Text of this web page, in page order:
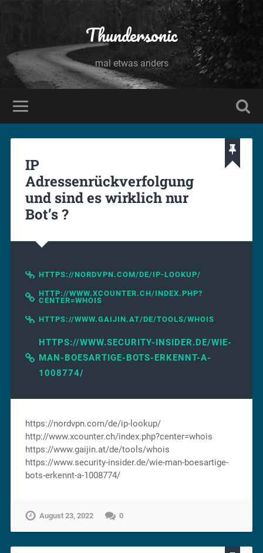
Thundersonic
mal etwas anders
IP
Adressenrückverfolgung
und sind es wirklich nur
Bot’s ?
HTTPS://NORDVPN.COM/DE/IP-LOOKUP/
HTTP://WWW.XCOUNTER.CH/INDEX.PHP?
CENTER=WHOIS
HTTPS://WWW.GAIJIN.AT/DE/TOOLS/WHOIS
HTTPS://WWW.SECURITY-INSIDER.DE/WIE-
MAN-BOESARTIGE-BOTS-ERKENNT-A-
1008774/
https://nordvpn.com/de/ip-lookup/
http://www.xcounter.ch/index.php?center=whois
https://www.gaijin.at/de/tools/whois
https://www.security-insider.de/wie-man-boesartige-
bots-erkennt-a-1008774/
August 23, 2022 0